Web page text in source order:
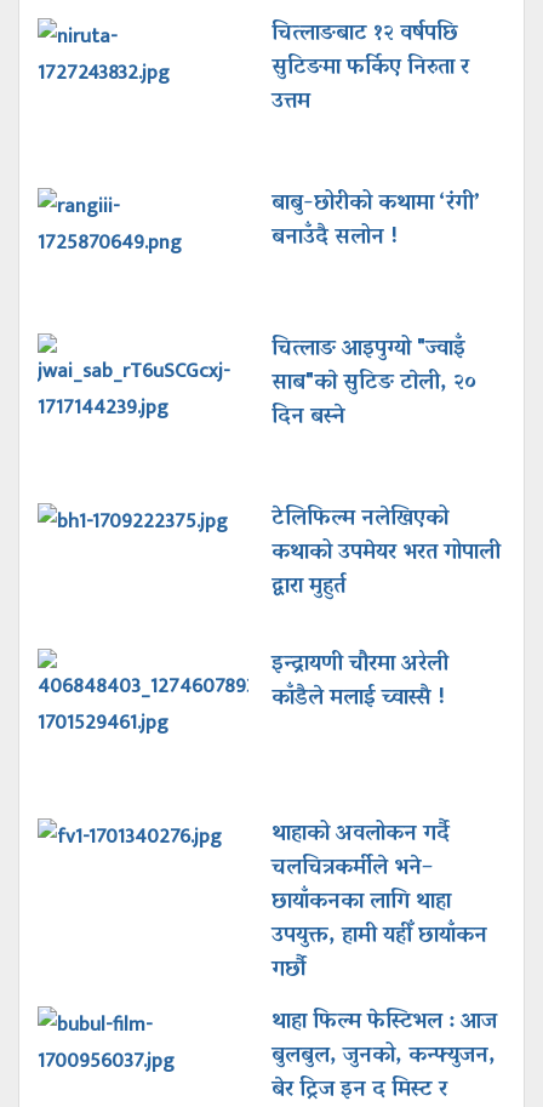
चित्लाङबाट १२ वर्षपछि
सुटिङमा फर्किए निरुता र
उत्तम
बाबु-छोरीको कथामा ‘रंगी’
बनाउँदै सलोन !
चित्लाङ आइपुग्यो "ज्वाइँ
साब"काे सुटिङ टाेली, २०
दिन बस्ने
टेलिफिल्म नलेखिएको
कथाको उपमेयर भरत गोपाली
द्वारा मुहुर्त
इन्द्रायणी चौरमा अरेली
काँडैले मलाई च्वास्सै !
थाहाको अवलोकन गर्दै
चलचित्रकर्मीले भने–
छायाँकनका लागि थाहा
उपयुक्त, हामी यहीँ छायाँकन
गर्छौ
थाहा फिल्म फेस्टिभल : आज
बुलबुल, जुनको, कन्फ्युजन,
बेर ट्रिज इन द मिस्ट र